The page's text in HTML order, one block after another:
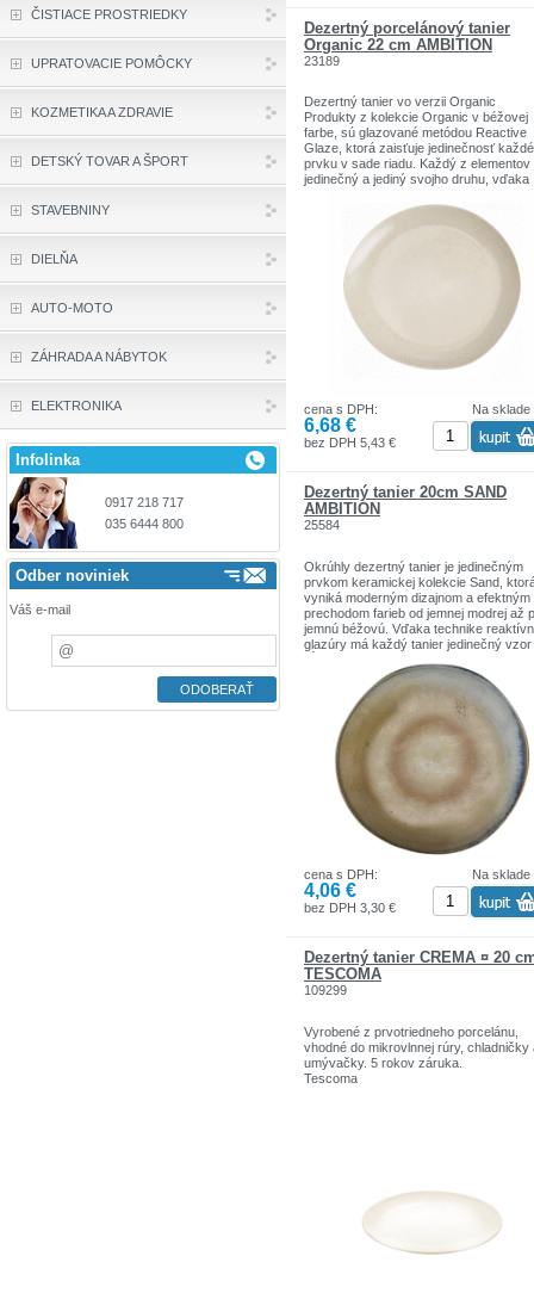
Dezertný porcelánový tanier
Organic 22 cm AMBITION
23189
Dezertný tanier vo verzii Organic
Produkty z kolekcie Organic v béžovej
farbe, sú glazované metódou Reactive
Glaze, ktorá zaisťuje jedinečnosť
prvku v sade riadu. Každý z elementov
jedinečný a jediný svojho druhu, vďaka
škvrnitých bodiek a nepravidelnému
Produkty Organic sú ideálnou voľbou
prezentáciu pokrmov neobvyklým
spôsobom. Moderný tvar riadu nie je
prednosťou kolekcie Organic. Riad je
Decentne zdobený riad je ideálny na
každodenné použitie aj pre malé
Upozornenie: Každý kus riadu Organic
farby. Vďaka použitiu reaktívnej
môže farba, rozmery a štruktúra
jednotlivých kusov riadu líšiť, čím je
jedinečná. Tieto rozdiely nie sú chybou
Na sklade
cena s DPH:
6,68 €
bez DPH 5,43 €
Dezertný tanier 20cm SAND
AMBITION
25584
Okrúhly dezertný tanier je jedinečným
prvkom keramickej kolekcie Sand,
vyniká moderným dizajnom a efektným
prechodom farieb od jemnej modrej až
jemnú béžovú. Vďaka technike
glazúry má každý tanier jedinečný vzor
charakter. Jemné rozdiely v odtieňoch
zvýrazňujú autenticitu keramiky, vďaka
čomu je každý kus jedinečný. Tanier
je dokonalým riešením pre každodenné
jedlá aj špeciálne príležitosti - odolná
keramika a univerzálny dizajn
že sa harmonicky zmestí do každého
stolového aranžmánu a dodá mu
Priemer 20 cm: ideálne pre dezerty,
porcie a občerstvenie
modrej na béžovú
Reaktívna glazúra: glazúra poskytuje
jedinečné dekorácie a hĺbku farby
Autenticita: jemné farebné rozdiely
taniera
Masívna keramika: trvácna a odolná pri
každodennom používaní
Na sklade
cena s DPH:
4,06 €
bez DPH 3,30 €
Dezertný tanier CREMA ¤ 20
TESCOMA
109299
Vyrobené z prvotriedneho porcelánu,
vhodné do mikrovlnnej rúry, chladničky
umývačky. 5 rokov záruka.
Tescoma
ČISTIACE PROSTRIEDKY
UPRATOVACIE POMÔCKY
KOZMETIKA A ZDRAVIE
DETSKÝ TOVAR A ŠPORT
STAVEBNINY
DIELŇA
AUTO-MOTO
ZÁHRADA A NÁBYTOK
ELEKTRONIKA
Infolinka
0917 218 717
035 6444 800
Odber noviniek
Váš e-mail